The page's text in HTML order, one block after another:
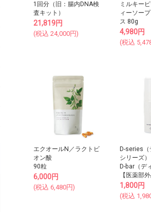
1回分（旧：腸内DNA検
査キット）
21,819円
(税込24,000円)
ミルキー
ィーソー
ス 80g
4,980円
(税込
エクオールN／ラクトビ
オン酸
90粒
6,000円
(税込 6,480円)
D-series（
シリーズ）
D-bar（デ
【医薬部
1,800円
(税込